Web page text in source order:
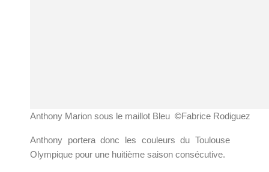
Anthony Marion sous le maillot Bleu ©Fabrice Rodiguez
Anthony portera donc les couleurs du Toulouse
Olympique pour une huitième saison consécutive.